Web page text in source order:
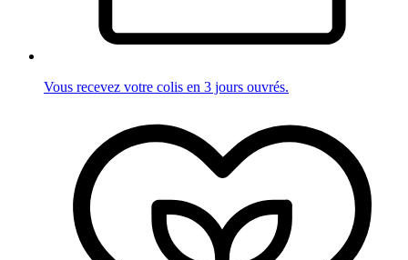
Vous recevez votre colis en 3 jours ouvrés.